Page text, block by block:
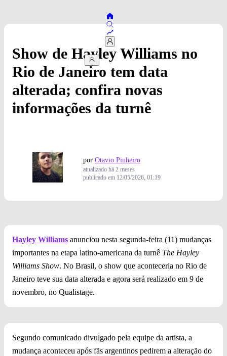
Show de Hayley Williams no
Rio de Janeiro tem data
alterada; confira novas
informações da turnê
por Otavio Pinheiro
atualizado há 2 meses
publicado em 12/05/2026, 01:19
Hayley Williams anunciou nesta segunda-feira (11) mudanças
importantes na etapa latino-americana da turnê The Hayley
Williams Show. No Brasil, o show que aconteceria no Rio de
Janeiro teve sua data alterada e agora será realizado em 9 de
novembro, no Qualistage.
Segundo comunicado divulgado pela equipe da artista, a
mudança aconteceu após fãs argentinos pedirem a alteração do